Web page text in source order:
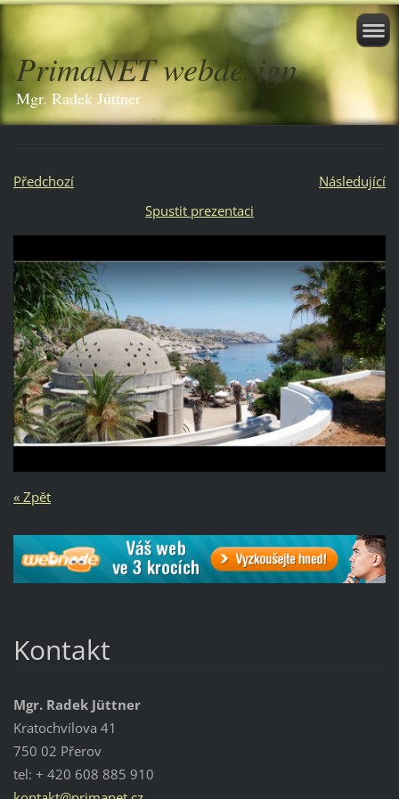
PrimaNET webdesign
Mgr. Radek Jüttner
Předchozí
Následující
Spustit prezentaci
« Zpět
Kontakt
Mgr. Radek Jüttner
Kratochvílova 41
750 02 Přerov
tel: + 420 608 885 910